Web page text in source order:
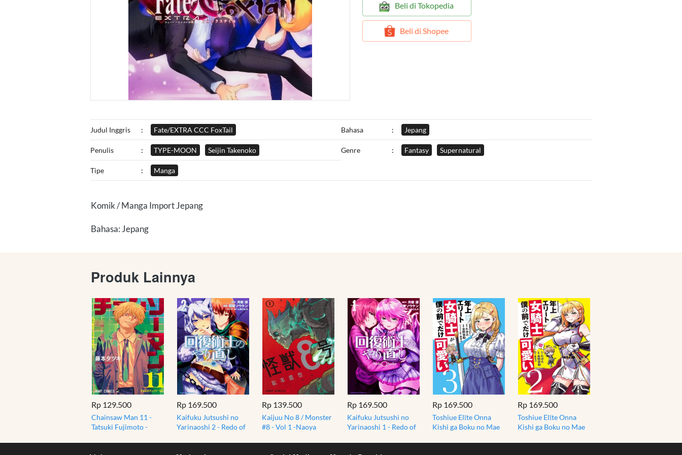
` Beli di Tokopedia
` Beli di Shopee
Judul Inggris : Fate/EXTRA CCC FoxTail Bahasa : Jepang
Penulis : TYPE-MOON Seijin Takenoko Genre : Fantasy Supernatural
Tipe : Manga
Komik / Manga Import Jepang
Bahasa: Jepang
Produk Lainnya
Rp 129.500
Chainsaw Man 11 -
Tatsuki Fujimoto -
Rp 169.500
Kaifuku Jutsushi no
Yarinaoshi 2 - Redo of
Rp 139.500
Kaijuu No 8 / Monster
#8 - Vol 1 -Naoya
Rp 169.500
Kaifuku Jutsushi no
Yarinaoshi 1 - Redo of
Rp 169.500
Toshiue Elīte Onna
Kishi ga Boku no Mae
Rp 169.500
Toshiue Elīte Onna
Kishi ga Boku no Mae